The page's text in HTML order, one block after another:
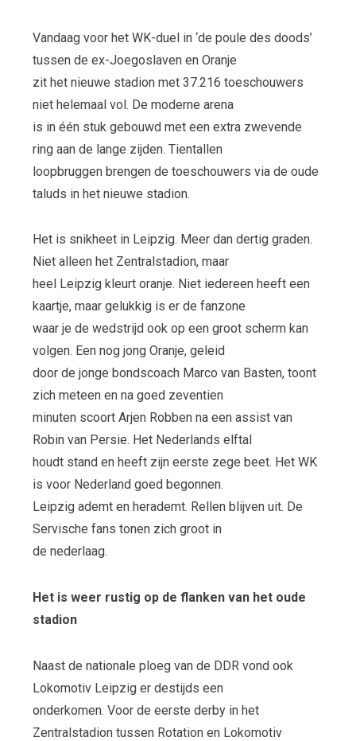
Vandaag voor het WK-duel in ‘de poule des doods’
tussen de ex-Joegoslaven en Oranje
zit het nieuwe stadion met 37.216 toeschouwers
niet helemaal vol. De moderne arena
is in één stuk gebouwd met een extra zwevende
ring aan de lange zijden. Tientallen
loopbruggen brengen de toeschouwers via de oude
taluds in het nieuwe stadion.
Het is snikheet in Leipzig. Meer dan dertig graden.
Niet alleen het Zentralstadion, maar
heel Leipzig kleurt oranje. Niet iedereen heeft een
kaartje, maar gelukkig is er de fanzone
waar je de wedstrijd ook op een groot scherm kan
volgen. Een nog jong Oranje, geleid
door de jonge bondscoach Marco van Basten, toont
zich meteen en na goed zeventien
minuten scoort Arjen Robben na een assist van
Robin van Persie. Het Nederlands elftal
houdt stand en heeft zijn eerste zege beet. Het WK
is voor Nederland goed begonnen.
Leipzig ademt en herademt. Rellen blijven uit. De
Servische fans tonen zich groot in
de nederlaag.
Het is weer rustig op de flanken van het oude
stadion
Naast de nationale ploeg van de DDR vond ook
Lokomotiv Leipzig er destijds een
onderkomen. Voor de eerste derby in het
Zentralstadion tussen Rotation en Lokomotiv